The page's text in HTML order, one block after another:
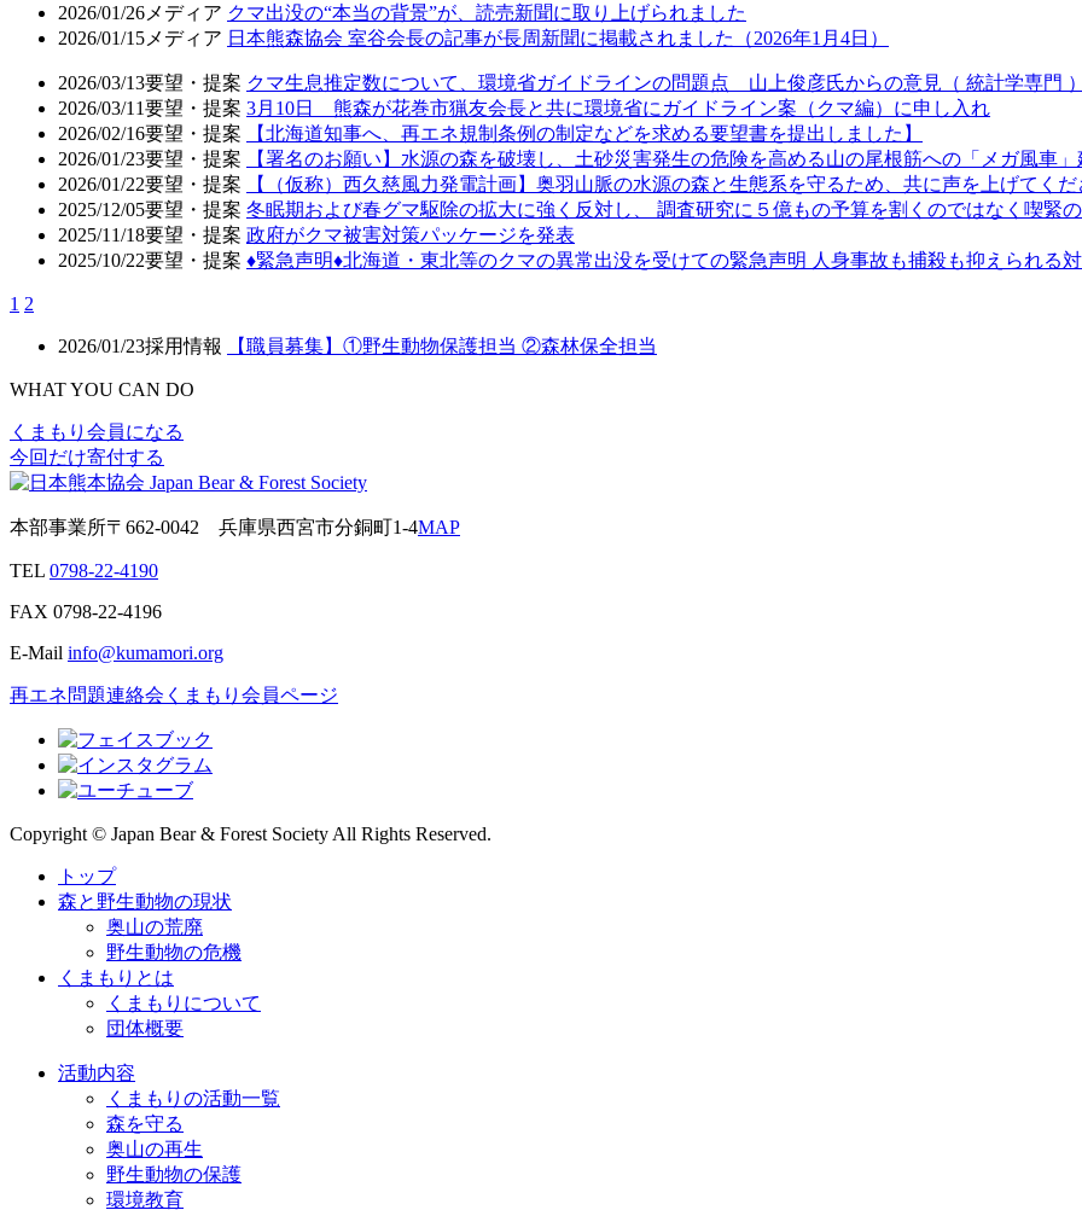
2026/01/26 メディア クマ出没の“本当の背景”が、読売新聞に取り上げられました
2026/01/15 メディア 日本熊森協会 室谷会長の記事が長周新聞に掲載されました（2026年1月4日）
2026/03/13要望・提案 クマ生息推定数について、環境省ガイドラインの問題点 山上俊彦氏からの意見（ 統計学専門
2026/03/11要望・提案 3月10日 熊森が花巻市猟友会長と共に環境省にガイドライン案（クマ編）に申し入れ
2026/02/16要望・提案
【北海道知事へ、再エネ規制条例の制定などを求める要望書を提出しました】
2026/01/23要望・提案
【署名のお願い】水源の森を破壊し、土砂災害発生の危険を高める山の尾根筋への「メガ風車
2026/01/22要望・提案
【（仮称）西久慈風力発電計画】奥羽山脈の水源の森と生態系を守るため、共に声を上げてく
2025/12/05要望・提案 冬眠期および春グマ駆除の拡大に強く反対し、 調査研究に５億もの予算を割くのではなく喫緊
2025/11/18要望・提案 政府がクマ被害対策パッケージを発表
2025/10/22要望・提案 ♦️緊急声明♦️北海道・東北等のクマの異常出没を受けての緊急声明 人身事故も捕殺も抑えられる
1 2
2026/01/23採用情報 【職員募集】①野生動物保護担当 ②森林保全担当
WHAT YOU CAN DO
くまもり会員になる
今回だけ寄付する
本部事業所〒662-0042 兵庫県西宮市分銅町1-4MAP
TEL 0798-22-4190
FAX 0798-22-4196
E-Mail info@kumamori.org
再エネ問題連絡会 くまもり会員ページ
Copyright © Japan Bear & Forest Society All Rights Reserved.
トップ
森と野生動物の現状
奥山の荒廃
野生動物の危機
くまもりとは
くまもりについて
団体概要
活動内容
くまもりの活動一覧
森を守る
奥山の再生
野生動物の保護
環境教育